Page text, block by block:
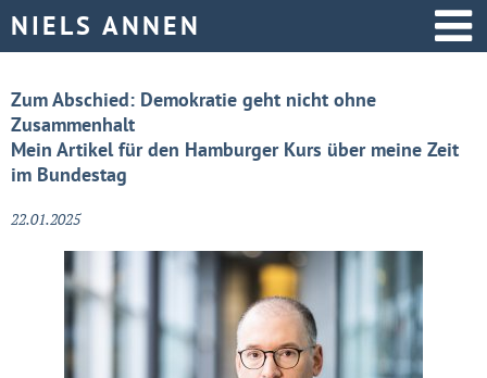
Aktive Politik
Zum Abschied: Demokratie geht nicht ohne
Zusammenhalt
Mein Artikel für den Hamburger Kurs über meine Zeit
im Bundestag
22.01.2025